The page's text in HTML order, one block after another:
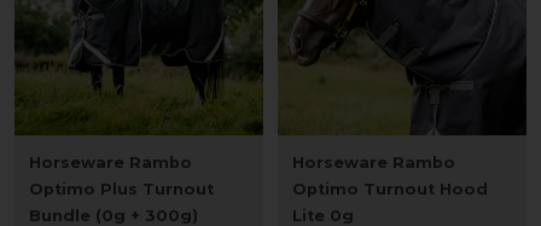
Horseware Rambo
Optimo Plus Turnout
Bundle (0g + 300g)
Horseware Rambo
Optimo Turnout Hood
Lite 0g